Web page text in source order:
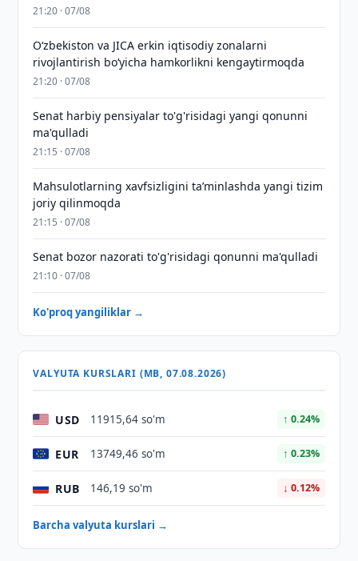
21:20 · 07/08
Oʻzbekiston va JICA erkin iqtisodiy zonalarni
rivojlantirish boʻyicha hamkorlikni kengaytirmoqda
21:20 · 07/08
Senat harbiy pensiyalar to'g'risidagi yangi qonunni
ma'qulladi
21:15 · 07/08
Mahsulotlarning xavfsizligini taʼminlashda yangi tizim
joriy qilinmoqda
21:15 · 07/08
Senat bozor nazorati to'g'risidagi qonunni ma'qulladi
21:10 · 07/08
Ko'proq yangiliklar →
VALYUTA KURSLARI (MB, 07.08.2026)
USD 11915,64 so'm ↑ 0.24%
EUR 13749,46 so'm ↑ 0.23%
RUB 146,19 so'm ↓ 0.12%
Barcha valyuta kurslari →